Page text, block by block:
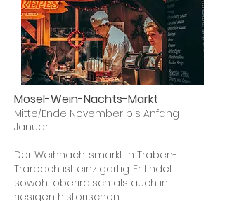
Mosel-Wein-Nachts-Markt
Mitte/Ende November bis Anfang
Januar
Der Weihnachtsmarkt in Traben-
Trarbach ist einzigartig: Er findet
sowohl oberirdisch als auch in
riesigen historischen